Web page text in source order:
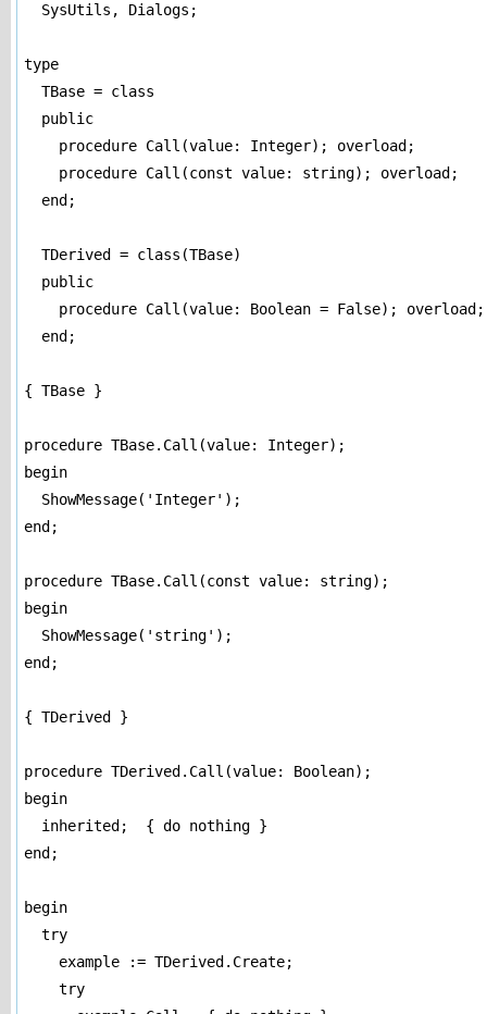
  SysUtils, Dialogs;
type
  TBase = class
  public
    procedure Call(value: Integer); overload;
    procedure Call(const value: string); overload;
  end;
  TDerived = class(TBase)
  public
    procedure Call(value: Boolean = False); overload;
  end;
{ TBase }
procedure TBase.Call(value: Integer);
begin
  ShowMessage('Integer');
end;
procedure TBase.Call(const value: string);
begin
  ShowMessage('string');
end;
{ TDerived }
procedure TDerived.Call(value: Boolean);
begin
  inherited;  { do nothing }
end;
begin
  try
    example := TDerived.Create;
    try